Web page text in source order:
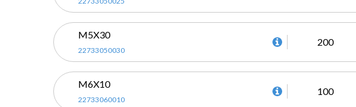
M5X30
22733050030
200
M6X10
22733060010
100